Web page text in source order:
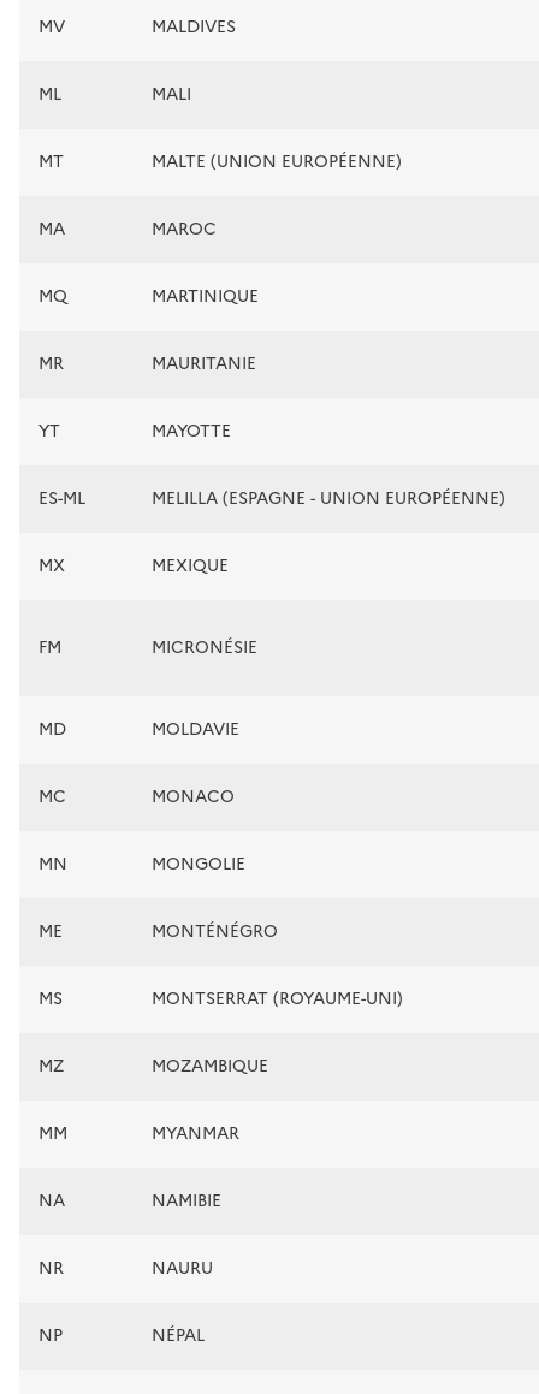
MV MALDIVES
ML MALI
MT MALTE (UNION EUROPÉENNE)
MA MAROC
MQ MARTINIQUE
MR MAURITANIE
YT MAYOTTE
ES-ML MELILLA (ESPAGNE - UNION EUROPÉENNE)
MX MEXIQUE
FM MICRONÉSIE
MD MOLDAVIE
MC MONACO
MN MONGOLIE
ME MONTÉNÉGRO
MS MONTSERRAT (ROYAUME-UNI)
MZ MOZAMBIQUE
MM MYANMAR
NA NAMIBIE
NR NAURU
NP NÉPAL